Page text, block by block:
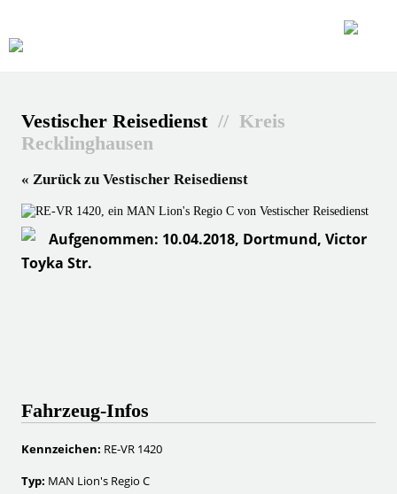
Vestischer Reisedienst // Kreis
Recklinghausen
« Zurück zu Vestischer Reisedienst
Aufgenommen: 10.04.2018, Dortmund, Victor
Toyka Str.
Fahrzeug-Infos
Kennzeichen: RE-VR 1420
Typ: MAN Lion's Regio C